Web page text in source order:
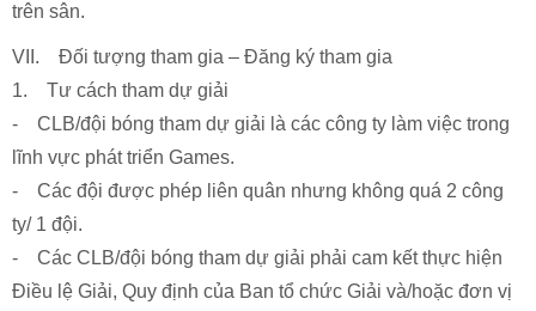
trên sân.
VII. Đối tượng tham gia – Đăng ký tham gia
1. Tư cách tham dự giải
- CLB/đội bóng tham dự giải là các công ty làm việc trong
lĩnh vực phát triển Games.
- Các đội được phép liên quân nhưng không quá 2 công
ty/ 1 đội.
- Các CLB/đội bóng tham dự giải phải cam kết thực hiện
Điều lệ Giải, Quy định của Ban tổ chức Giải và/hoặc đơn vị